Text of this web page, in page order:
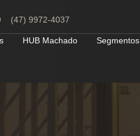
(47) 9972-4037
HUB Machado Segmentos